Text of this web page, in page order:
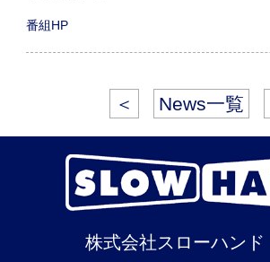
番組HP
＜ News一覧
株式会社スローハンド